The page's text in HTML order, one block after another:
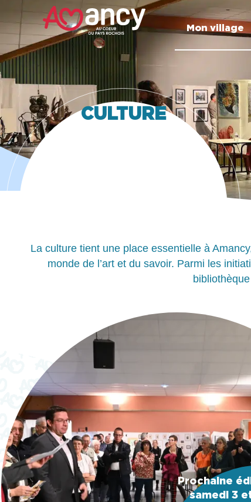
principal
Mon village
CULTURE
La culture tient une place essentielle à
monde de l’art et du savoir. Parmi les
Prochaine
samedi 3